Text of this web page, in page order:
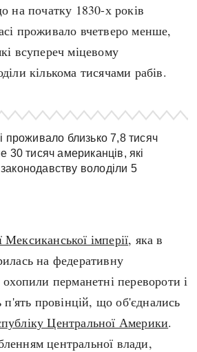
на початку 1830-х років
проживало вчетверо менше,
всупереч міцевому
кількома тисячами рабів.
проживало близько 7,8 тисяч
30 тисяч американців, які
володіли 5
імперії, яка в
на федеративну
перманетні перевороти і
п'ять провінцій, що об'єднались
Центральної Америки.
центральної влади,